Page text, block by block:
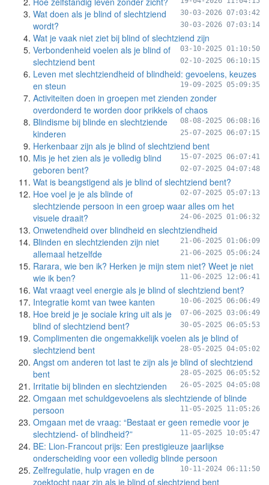
30-03-2026 07:03:42
Wat doen als je blind of slechtziend
wordt?
30-03-2026 07:03:14
Wat je vaak niet ziet bij blind of slechtziend zijn
03-10-2025 01:10:50
Verbondenheid voelen als je blind of
slechtziend bent
02-10-2025 06:10:15
Leven met slechtziendheid of blindheid: gevoelens, keuzes
en steun
19-09-2025 05:09:35
Activiteiten doen in groepen met zienden zonder
overdonderd te worden door prikkels of chaos
08-08-2025 06:08:16
Blindisme bij blinde en slechtziende
kinderen
25-07-2025 06:07:15
Herkenbaar zijn als je blind of slechtziend bent
15-07-2025 06:07:41
Mis je het zien als je volledig blind
geboren bent?
02-07-2025 04:07:48
Wat is beangstigend als je blind of slechtziend bent?
02-07-2025 05:07:13
Hoe voel je je als blinde of
slechtziende persoon in een groep waar alles om het
visuele draait?
24-06-2025 01:06:32
Onwetendheid over blindheid en slechtziendheid
21-06-2025 01:06:09
Blinden en slechtzienden zijn niet
allemaal hetzelfde
21-06-2025 05:06:24
Rarara, wie ben ik? Herken je mijn stem niet? Weet je niet
wie ik ben?
11-06-2025 12:06:41
Wat vraagt veel energie als je blind of slechtziend bent?
10-06-2025 06:06:49
Integratie komt van twee kanten
07-06-2025 03:06:49
Hoe breid je je sociale kring uit als je
blind of slechtziend bent?
30-05-2025 06:05:53
Complimenten die ongemakkelijk voelen als je blind of
slechtziend bent
28-05-2025 04:05:02
Angst om anderen tot last te zijn als je blind of slechtziend
bent
28-05-2025 06:05:52
Irritatie bij blinden en slechtzienden 26-05-2025 04:05:08
Omgaan met schuldgevoelens als slechtziende of blinde
persoon
11-05-2025 11:05:26
Omgaan met de vraag: “Bestaat er geen remedie voor je
slechtziend- of blindheid?”
11-05-2025 10:05:47
BE: Lion-Francout prijs: Een prestigieuze jaarlijkse
onderscheiding voor een volledig blinde persoon
10-11-2024 06:11:50
Zelfregulatie, hulp vragen en de
zoektocht naar zin als je blind of slechtziend bent